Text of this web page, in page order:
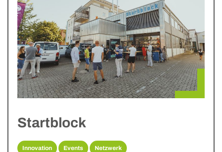
Startblock
Innovation Events Netzwerk